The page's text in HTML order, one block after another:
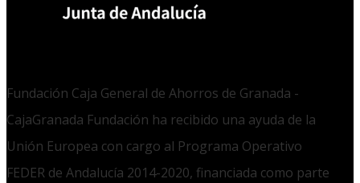
Fundación Caja General de Ahorros de Granada -
CajaGranada Fundación ha recibido una ayuda de la
Unión Europea con cargo al Programa Operativo
FEDER de Andalucía 2014-2020, financiada como parte